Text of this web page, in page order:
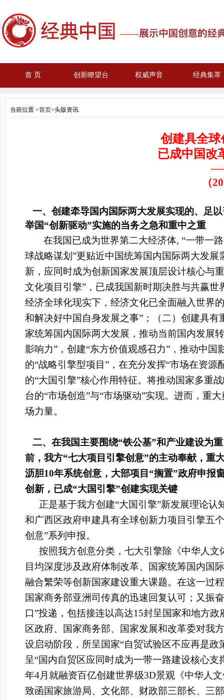
首 页 创新瞭望台 权威声音 经典集萃
当前位置 >首页>头版资讯
创建具全球
已成中国改
（
一、创建牵导国内国际两大发展实现的、足
举国“创新驱动”实施的当务之急和重中之重
在我国已成为世界第二大经济体, “一带一
球战略谋划”更贴近中国统筹国内国际两大发
新，应同时成为创新国家发展顶层设计核心与
文化项目引擎”，已成我国新时期决胜与共赢
经济全球化现实下，经济文化已全面融入世界
和解决好中国自身发展之事”；（二）创建具
家统筹国内国际两大发展，推动当前国内发展
影响力”，创建“东方价值观感召力”，推动中
的“战略引擎型项目”，在充分发挥“市场在资
的“大国引擎”核心作用特征。将推动国家多重
台的“市场创造”与“市场驱动”实现。进而，重
场力量。
二、 在我国主要围绕“铁公基”和产业建设为
前，我方“七大项目引擎创意”的主动奉献，重
沥胆10年系统创意，大部项目“搁置”政府申报
创新，已成“大国引擎”创建实现关键
正是基于我方创建“大国引擎”新发展理论
和广西区政府申建具有全球创新力项目引擎五
创意”系列申报。
按照我方创意分类，七大引擎除《中华人
目均深度涉及政府体制改革、国家统筹国内国
融合繁荣等创新国家建设重大课题。在这一过
国家商务部亚洲司传真的迅速回复认可；又振
口”投递，包括接连以高达15封呈国家和地方
区政府、国家商务部、国家发展和改革委对我
设启动阶段，所呈国家“自贸试验区不应再是
呈“国内自贸区应同时成为一带一路建设核心支
年4月就融资百亿创建世界级3D景观《中华人
致函国家旅游局、文化部、财政部三部长、三